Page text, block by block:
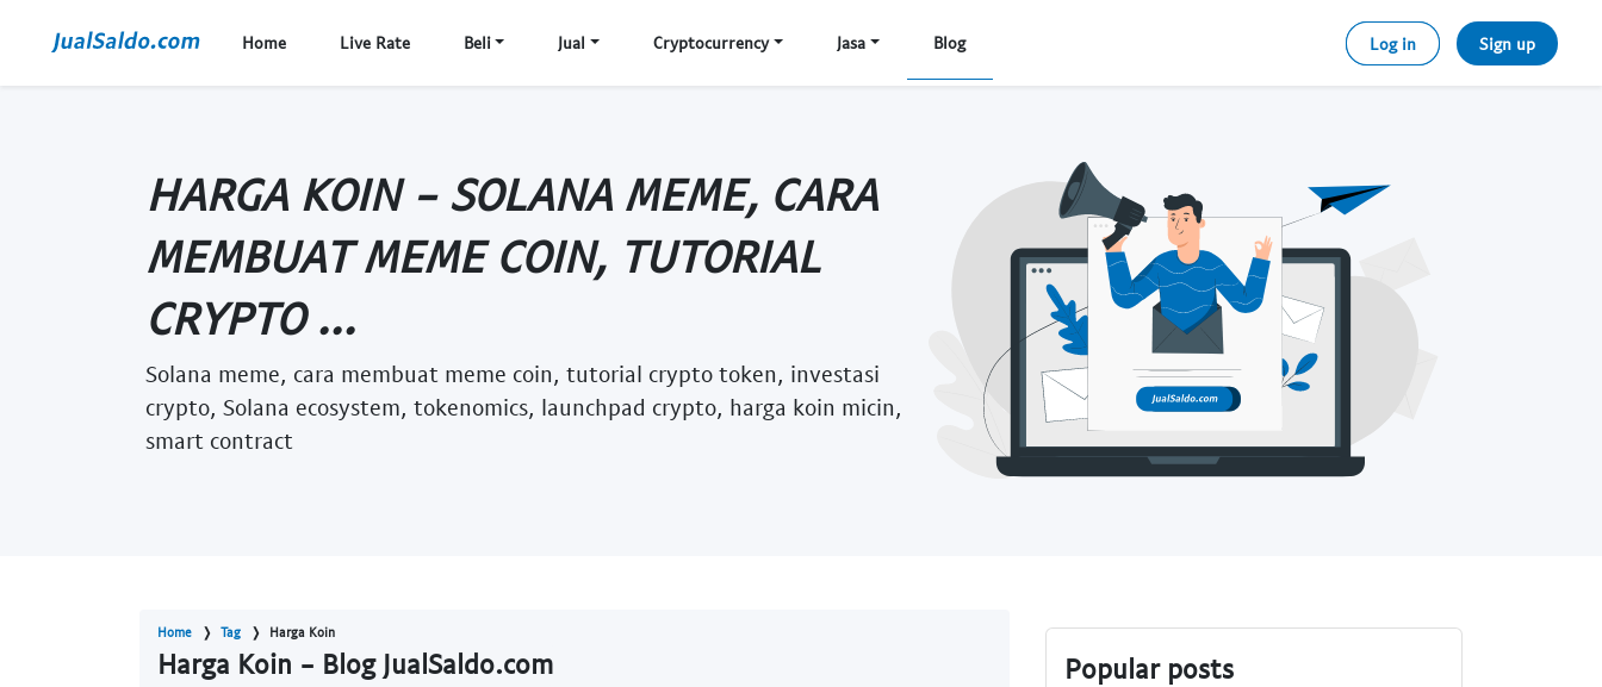
Home Live Rate Beli Jual Cryptocurrency Jasa Blog Log in Sign up
HARGA KOIN - SOLANA MEME, CARA
MEMBUAT MEME COIN, TUTORIAL
CRYPTO ...
Solana meme, cara membuat meme coin, tutorial crypto token, investasi
crypto, Solana ecosystem, tokenomics, launchpad crypto, harga koin micin,
smart contract
Home Tag Harga Koin
Harga Koin - Blog JualSaldo.com Popular posts